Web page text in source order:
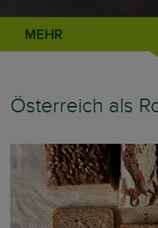
MEHR
Österreich als